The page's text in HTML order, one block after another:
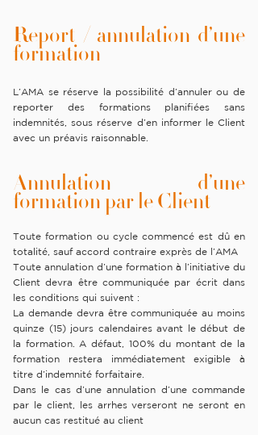
Report / annulation d’une
formation
L’AMA se réserve la possibilité d’annuler ou de
reporter des formations planifiées sans
indemnités, sous réserve d’en informer le Client
avec un préavis raisonnable.
Annulation d’une
formation par le Client
Toute formation ou cycle commencé est dû en
totalité, sauf accord contraire exprès de l’AMA
Toute annulation d’une formation à l’initiative du
Client devra être communiquée par écrit dans
les conditions qui suivent :
La demande devra être communiquée au moins
quinze (15) jours calendaires avant le début de
la formation. A défaut, 100% du montant de la
formation restera immédiatement exigible à
titre d’indemnité forfaitaire.
Dans le cas d’une annulation d’une commande
par le client, les arrhes verseront ne seront en
aucun cas restitué au client